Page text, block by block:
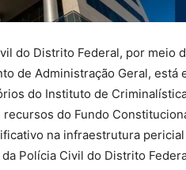
do Distrito Federal, por meio
de Administração Geral,
do Instituto de
do Fundo
na infraestrutura
Polícia Civil do Distrito